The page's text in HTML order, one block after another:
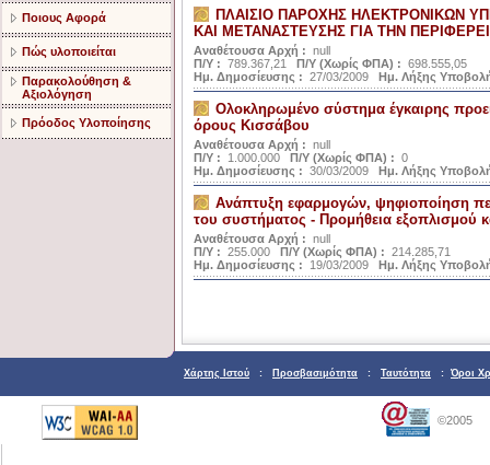
Ποιους Αφορά
Πώς υλοποιείται
Παρακολούθηση &
Αξιολόγηση
Πρόοδος Υλοποίησης
ΠΛΑΙΣΙΟ ΠΑΡΟΧΗΣ ΗΛΕΚΤΡΟΝΙΚΩΝ
ΚΑΙ ΜΕΤΑΝΑΣΤΕΥΣΗΣ ΓΙΑ ΤΗΝ
Αναθέτουσα Αρχή : null
Π/Υ : 789.367,21 Π/Υ (Χωρίς ΦΠΑ) : 698.555,05
Ημ. Δημοσίευσης : 27/03/2009 Ημ. Λήξης
Ολοκληρωμένο σύστημα έγκαιρης
όρους Κισσάβου
Αναθέτουσα Αρχή : null
Π/Υ :
1.000.000 Π/Υ (Χωρίς ΦΠΑ) : 0
Ημ. Δημοσίευσης : 30/03/2009 Ημ. Λήξης
Ανάπτυξη εφαρμογών, ψηφιοποίηση
του συστήματος - Προμήθεια εξοπλισμού
Αναθέτουσα Αρχή : null
Π/Υ : 255.000 Π/Υ (Χωρίς ΦΠΑ) : 214.285,71
Ημ. Δημοσίευσης :
19/03/2009 Ημ. Λήξης
Χάρτης Ιστού : Προσβασιμότητα : Ταυτότητα : Όροι
©2005